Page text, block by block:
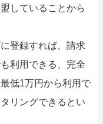
していることから
登録すれば、請求
利用できる、完全
低1万円から利用で
リングできるとい